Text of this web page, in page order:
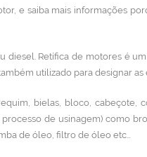
e saiba mais informações
diesel. Retífica de motores é
utilizado para designar
bielas, bloco, cabeçote,
de usinagem) como
de óleo, filtro de óleo etc…